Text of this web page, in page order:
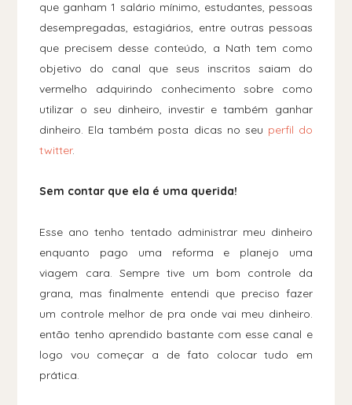
que ganham 1 salário mínimo, estudantes, pessoas
desempregadas, estagiários, entre outras pessoas
que precisem desse conteúdo, a Nath tem como
objetivo do canal que seus inscritos saiam do
vermelho adquirindo conhecimento sobre como
utilizar o seu dinheiro, investir e também ganhar
dinheiro. Ela também posta dicas no seu perfil do
twitter.
Sem contar que ela é uma querida!
Esse ano tenho tentado administrar meu dinheiro
enquanto pago uma reforma e planejo uma
viagem cara. Sempre tive um bom controle da
grana, mas finalmente entendi que preciso fazer
um controle melhor de pra onde vai meu dinheiro.
então tenho aprendido bastante com esse canal e
logo vou começar a de fato colocar tudo em
prática.